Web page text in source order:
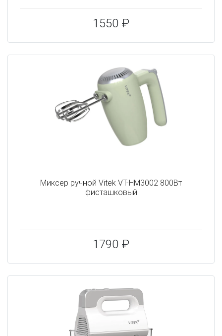
1550 ₽
Миксер ручной Vitek VT-HM3002 800Вт
фисташковый
1790 ₽